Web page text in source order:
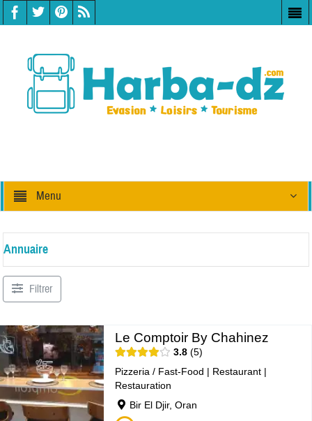
Menu
Annuaire
Filtrer
Le Comptoir By Chahinez
3.8 5
Pizzeria / Fast-Food | Restaurant |
Restauration
Bir El Djir, Oran